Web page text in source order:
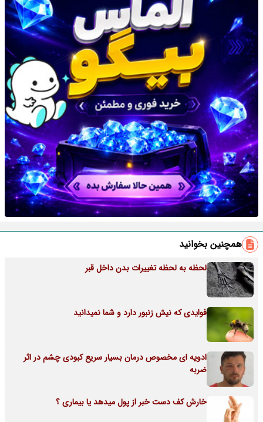
همچنین بخوانید
لحظه به لحظه تغییرات بدن داخل قبر
فوایدی که نیش زنبور دارد و شما نمیدانید
ادویه ای مخصوص درمان بسیار سریع کبودی چشم در اثر
ضربه
خارش کف دست خبر از پول میدهد یا بیماری ؟